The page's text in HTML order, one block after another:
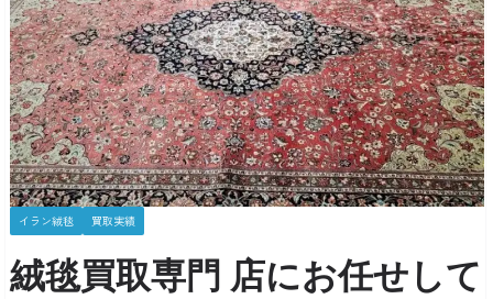
イラン絨毯 買取実績
絨毯買取専門 店にお任せして